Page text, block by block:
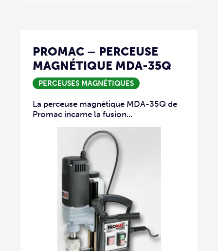
PROMAC – PERCEUSE
MAGNÉTIQUE MDA-35Q
PERCEUSES MAGNÉTIQUES
La perceuse magnétique MDA-35Q de
Promac incarne la fusion...